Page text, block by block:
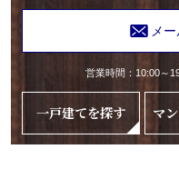
メ
営業時間：10:00～
一戸建てを探す マ